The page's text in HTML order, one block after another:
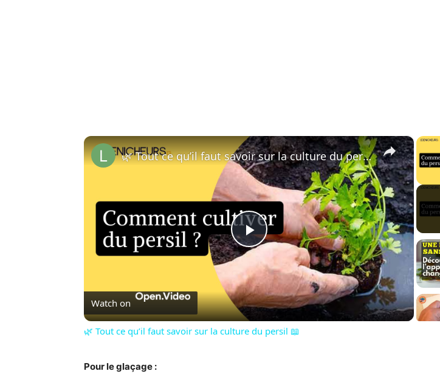
×
Play
Video
🌿 Tout ce qu’il faut savoir sur la culture du persil 📖
Watch on
🌿 Tout ce qu’il faut savoir sur la culture du persil 📖
Pour le glaçage :